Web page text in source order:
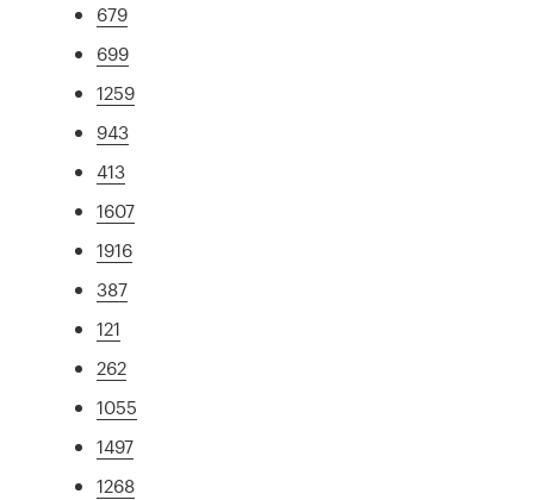
679
699
1259
943
413
1607
1916
387
121
262
1055
1497
1268